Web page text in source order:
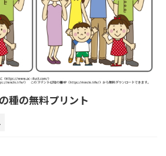
種の無料プリント